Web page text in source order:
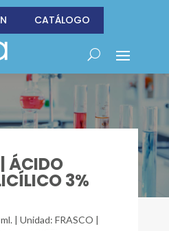
CATÁLOGO
ÁCIDO
3%
| Unidad: FRASCO |